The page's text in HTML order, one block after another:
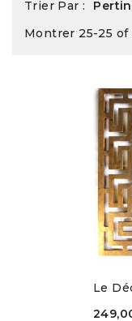
Trier Par :
Montrer 25-25 of
Le